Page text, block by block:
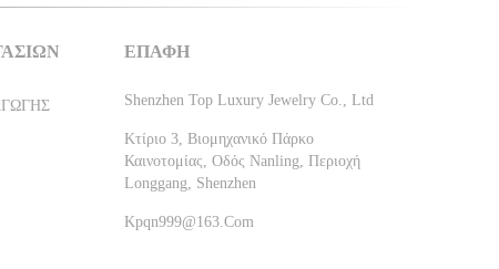
ΕΠΑΦΉ
Shenzhen Top Luxury Jewelry Co., Ltd
Κτίριο 3, Βιομηχανικό Πάρκο
Καινοτομίας, Οδός Nanling, Περιοχή
Longgang, Shenzhen
Kpqn999@163.com